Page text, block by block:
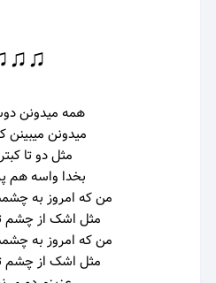
همه میدونن
میدونن میبینن
مثل دو تا
بخدا واسه هم
من که امروز به
مثل اشک از چشم
من که امروز به
مثل اشک از چشم